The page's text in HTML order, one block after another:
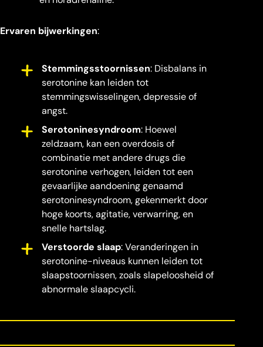
Ervaren bijwerkingen:
Stemmingsstoornissen: Disbalans in
serotonine kan leiden tot
stemmingswisselingen, depressie of
angst.
Serotoninesyndroom: Hoewel
zeldzaam, kan een overdosis of
combinatie met andere drugs die
serotonine verhogen, leiden tot een
gevaarlijke aandoening genaamd
serotoninesyndroom, gekenmerkt door
hoge koorts, agitatie, verwarring, en
snelle hartslag.
Verstoorde slaap: Veranderingen in
serotonine-niveaus kunnen leiden tot
slaapstoornissen, zoals slapeloosheid of
abnormale slaapcycli.